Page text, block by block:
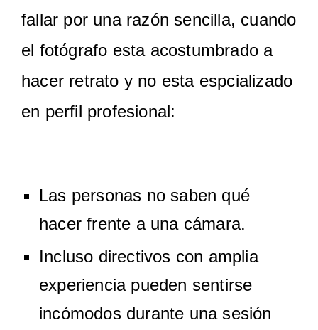
fallar por una razón sencilla, cuando
el fotógrafo esta acostumbrado a
hacer retrato y no esta espcializado
en perfil profesional:
Las personas no saben qué
hacer frente a una cámara.
Incluso directivos con amplia
experiencia pueden sentirse
incómodos durante una sesión